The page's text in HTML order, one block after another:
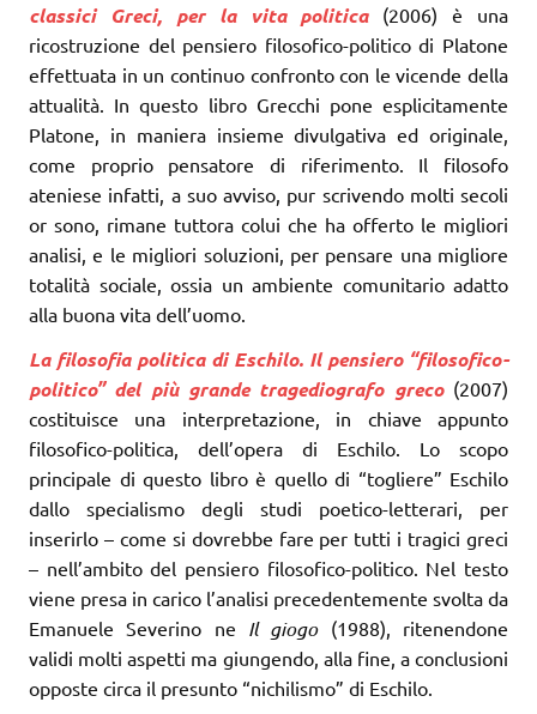
classici Greci, per la vita politica
(2006) è una
ricostruzione del pensiero filosofico-politico di Platone
effettuata in un continuo confronto con le vicende della
attualità. In questo libro Grecchi pone esplicitamente
Platone, in maniera insieme divulgativa ed originale,
come proprio pensatore di riferimento. Il filosofo
ateniese infatti, a suo avviso, pur scrivendo molti secoli
or sono, rimane tuttora colui che ha offerto le migliori
analisi, e le migliori soluzioni, per pensare una migliore
totalità sociale, ossia un ambiente comunitario adatto
alla buona vita dell’uomo.
La filosofia politica di Eschilo. Il pensiero “filosofico-
politico” del più grande tragediografo greco (2007)
costituisce una interpretazione, in chiave appunto
filosofico-politica, dell’opera di Eschilo. Lo scopo
principale di questo libro è quello di “togliere” Eschilo
dallo specialismo degli studi poetico-letterari, per
inserirlo – come si dovrebbe fare per tutti i tragici greci
– nell’ambito del pensiero filosofico-politico. Nel testo
viene presa in carico l’analisi precedentemente svolta da
Emanuele Severino ne Il giogo (1988), ritenendone
validi molti aspetti ma giungendo, alla fine, a conclusioni
opposte circa il presunto “nichilismo” di Eschilo.